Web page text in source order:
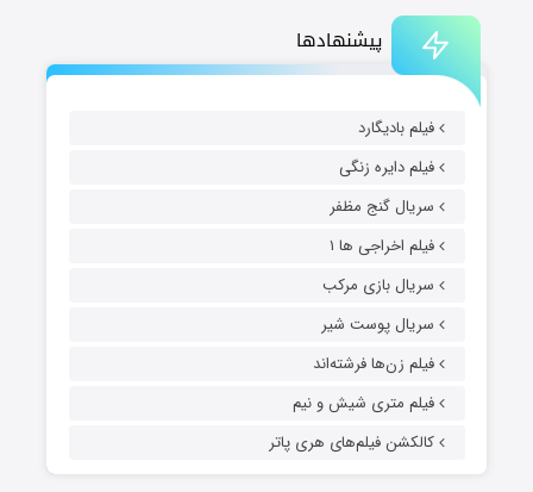
پیشنهادها
فیلم بادیگارد
فیلم دایره زنگی
سریال گنج مظفر
فیلم اخراجی ها ۱
سریال بازی مرکب
سریال پوست شیر
فیلم زن‌ها فرشته‌اند
فیلم متری شیش و نیم
کالکشن فیلم‌های هری پاتر